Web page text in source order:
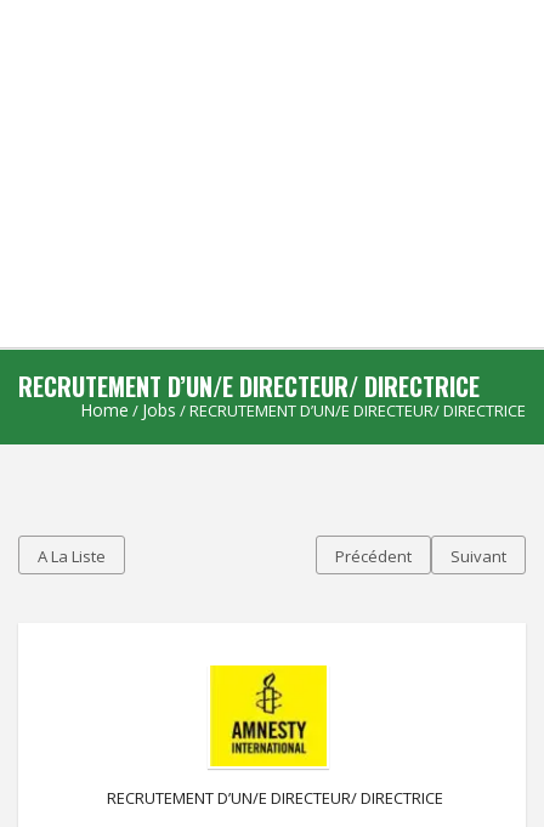
RECRUTEMENT D’UN/E DIRECTEUR/ DIRECTRICE
Home / Jobs / RECRUTEMENT D’UN/E DIRECTEUR/ DIRECTRICE
A La Liste Précédent Suivant
RECRUTEMENT D’UN/E DIRECTEUR/ DIRECTRICE